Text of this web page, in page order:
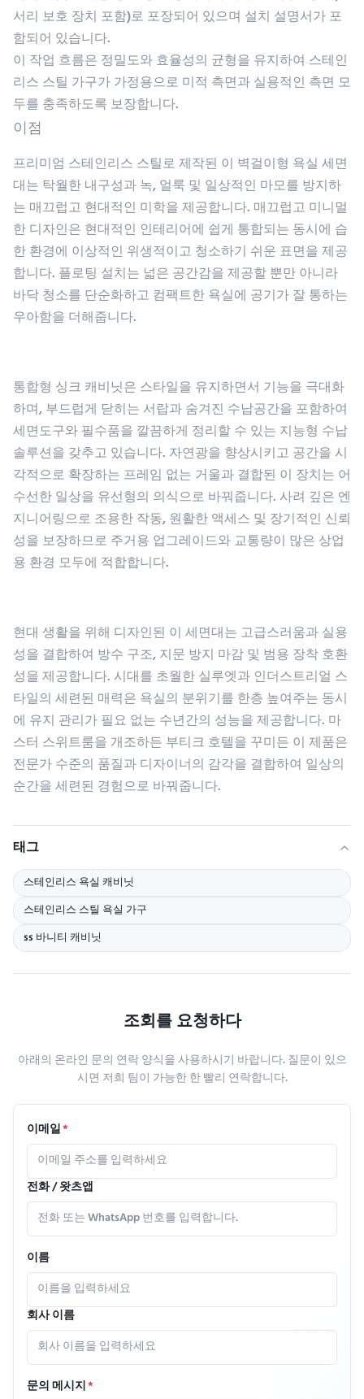
서리 보호 장치 포함)로 포장되어 있으며 설치 설명서가 포
함되어 있습니다.
이 작업 흐름은 정밀도와 효율성의 균형을 유지하여 스테인
리스 스틸 가구가 가정용으로 미적 측면과 실용적인 측면 모
두를 충족하도록 보장합니다.
이점
프리미엄 스테인리스 스틸로 제작된 이 벽걸이형 욕실 세면
대는 탁월한 내구성과 녹, 얼룩 및 일상적인 마모를 방지하
는 매끄럽고 현대적인 미학을 제공합니다. 매끄럽고 미니멀
한 디자인은 현대적인 인테리어에 쉽게 통합되는 동시에 습
한 환경에 이상적인 위생적이고 청소하기 쉬운 표면을 제공
합니다. 플로팅 설치는 넓은 공간감을 제공할 뿐만 아니라
바닥 청소를 단순화하고 컴팩트한 욕실에 공기가 잘 통하는
우아함을 더해줍니다.
통합형 싱크 캐비닛은 스타일을 유지하면서 기능을 극대화
하며, 부드럽게 닫히는 서랍과 숨겨진 수납공간을 포함하여
세면도구와 필수품을 깔끔하게 정리할 수 있는 지능형 수납
솔루션을 갖추고 있습니다. 자연광을 향상시키고 공간을 시
각적으로 확장하는 프레임 없는 거울과 결합된 이 장치는 어
수선한 일상을 유선형의 의식으로 바꿔줍니다. 사려 깊은 엔
지니어링으로 조용한 작동, 원활한 액세스 및 장기적인 신뢰
성을 보장하므로 주거용 업그레이드와 교통량이 많은 상업
용 환경 모두에 적합합니다.
현대 생활을 위해 디자인된 이 세면대는 고급스러움과 실용
성을 결합하여 방수 구조, 지문 방지 마감 및 범용 장착 호환
성을 제공합니다. 시대를 초월한 실루엣과 인더스트리얼 스
타일의 세련된 매력은 욕실의 분위기를 한층 높여주는 동시
에 유지 관리가 필요 없는 수년간의 성능을 제공합니다. 마
스터 스위트룸을 개조하든 부티크 호텔을 꾸미든 이 제품은
전문가 수준의 품질과 디자이너의 감각을 결합하여 일상의
순간을 세련된 경험으로 바꿔줍니다.
태그
스테인리스 욕실 캐비닛
스테인리스 스틸 욕실 가구
ss 바니티 캐비닛
조회를 요청하다
아래의 온라인 문의 연락 양식을 사용하시기 바랍니다. 질문이 있으
시면 저희 팀이 가능한 한 빨리 연락합니다.
이메일*
전화 / 왓츠앱
이름
회사 이름
문의 메시지*